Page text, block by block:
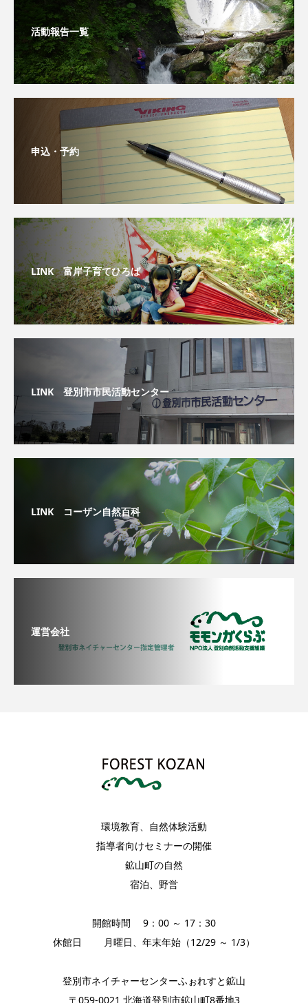
活動報告一覧
申込・予約
LINK 富岸子育てひろば
LINK 登別市市民活動センター
LINK コーザン自然百科
運営会社
環境教育、自然体験活動
指導者向けセミナーの開催
鉱山町の自然
宿泊、野営
開館時間 9：00 ～ 17：30
休館日 月曜日、年末年始（12/29 ～ 1/3）
登別市ネイチャーセンターふぉれすと鉱山
〒059-0021 北海道登別市鉱山町8番地3